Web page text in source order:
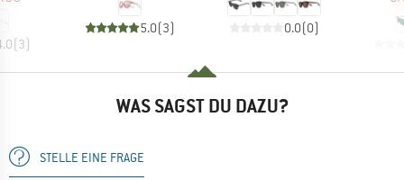
(3)
5.0(3) 0.0(0)
WAS SAGST DU DAZU?
STELLE EINE FRAGE